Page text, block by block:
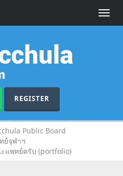
Toggle
REGISTER
Public Board
ย์จุฬาฯ
แพทย์ครับ (portfolio)